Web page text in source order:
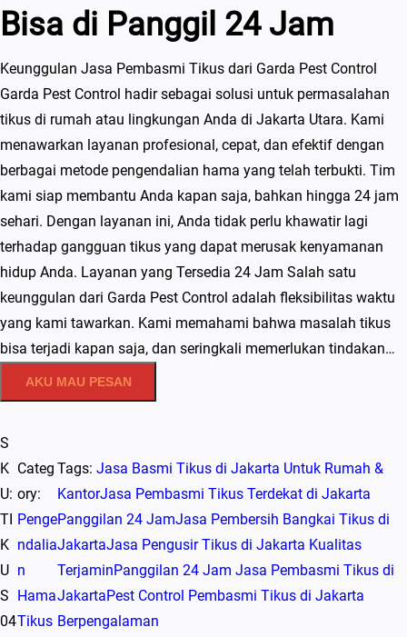
Bisa di Panggil 24 Jam
Keunggulan Jasa Pembasmi Tikus dari Garda Pest Control
Garda Pest Control hadir sebagai solusi untuk permasalahan
tikus di rumah atau lingkungan Anda di Jakarta Utara. Kami
menawarkan layanan profesional, cepat, dan efektif dengan
berbagai metode pengendalian hama yang telah terbukti. Tim
kami siap membantu Anda kapan saja, bahkan hingga 24 jam
sehari. Dengan layanan ini, Anda tidak perlu khawatir lagi
terhadap gangguan tikus yang dapat merusak kenyamanan
hidup Anda. Layanan yang Tersedia 24 Jam Salah satu
keunggulan dari Garda Pest Control adalah fleksibilitas waktu
yang kami tawarkan. Kami memahami bahwa masalah tikus
bisa terjadi kapan saja, dan seringkali memerlukan tindakan…
AKU MAU PESAN
S
K
U:
TI
K
U
S
04
Categ
ory:
Penge
ndalia
n
Hama
Tikus
Tags: Jasa Basmi Tikus di Jakarta Untuk Rumah &
KantorJasa Pembasmi Tikus Terdekat di Jakarta
Panggilan 24 JamJasa Pembersih Bangkai Tikus di
JakartaJasa Pengusir Tikus di Jakarta Kualitas
TerjaminPanggilan 24 Jam Jasa Pembasmi Tikus di
JakartaPest Control Pembasmi Tikus di Jakarta
Berpengalaman